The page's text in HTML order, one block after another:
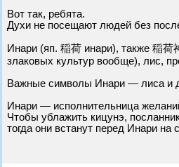
Вот так, ребята.
Духи не посещают людей без
Инари (яп. 稲荷 инари), также 稲
злаковых культур вообще), лис,
Важные символы Инари — лиса и
Инари — исполнительница
Чтобы ублажить кицунэ,
тогда они встанут перед Инари на